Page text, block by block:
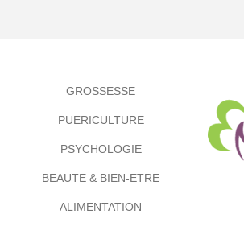
GROSSESSE
PUERICULTURE
PSYCHOLOGIE
BEAUTE & BIEN-ETRE
ALIMENTATION